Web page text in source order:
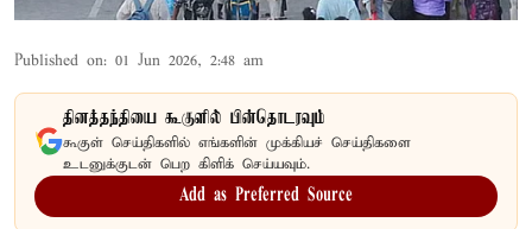
Published on: 01 Jun 2026, 2:48 am
தினத்தந்தியை கூகுளில் பின்தொடரவும்
கூகுள் செய்திகளில் எங்களின் முக்கியச் செய்திகளை
உடனுக்குடன் பெற கிளிக் செய்யவும்.
Add as Preferred Source